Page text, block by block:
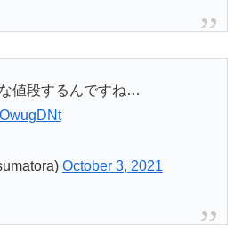
値段するんですね…
October 3, 2021